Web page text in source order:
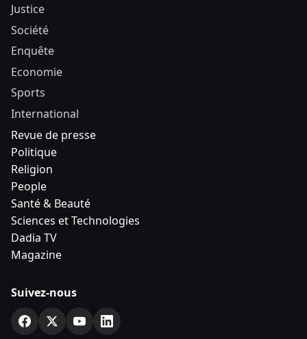
Justice
Société
Enquête
Economie
Sports
International
Revue de presse
Politique
Religion
People
Santé & Beauté
Sciences et Technologies
Dadia TV
Magazine
Suivez-nous